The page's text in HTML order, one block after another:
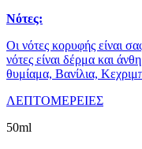
Νότες:
Οι νότες κορυφής είναι
νότες είναι δέρμα και
θυμίαμα, Βανίλια,
ΛΕΠΤΟΜΕΡΕΙΕΣ
50ml